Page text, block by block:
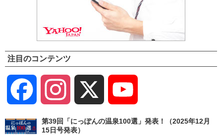
注目のコンテンツ
Facebook Instagram
Channel
第39回「にっぽんの温泉100選」発表！（2025年12月
15日号発表）